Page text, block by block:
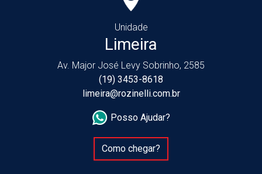
Unidade
Limeira
Av. Major José Levy Sobrinho, 2585
(19) 3453-8618
limeira@rozinelli.com.br
Posso Ajudar?
Como chegar?